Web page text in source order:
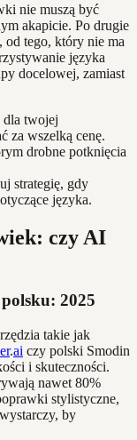
nie muszą być
akapicie. Po drugie
tego, który nie ma
języka
docelowej, zamiast
dla twojej
za wszelką cenę.
drobne potknięcia
strategię, gdy
języka.
czy AI
2025
takie jak
.ai czy polski Smodin
i skuteczności.
nawet 80%
stylistyczne,
by